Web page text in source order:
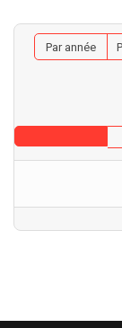
Par année